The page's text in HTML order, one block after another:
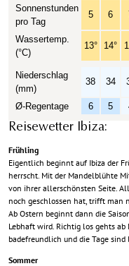
Sonnenstunden
pro Tag
5 6
Wassertemp.
(°C)
13° 14°
Niederschlag
(mm)
38 34
Ø-Regentage 6 5
Reisewetter Ibiza:
Frühling
Eigentlich beginnt auf Ibiza der
herrscht. Mit der Mandelblühte
von ihrer allerschönsten Seite.
noch geschlossen hat, trifft man
Ab Ostern beginnt dann die
Lebhaft wird. Richtig los gehts
badefreundlich und die Tage
Sommer